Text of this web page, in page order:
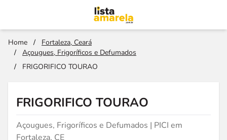
Home /
Fortaleza, Ceará
/
Açougues, Frigoríficos e Defumados
/
FRIGORIFICO TOURAO
FRIGORIFICO TOURAO
Açougues, Frigoríficos e Defumados | PICI em
Fortaleza, CE